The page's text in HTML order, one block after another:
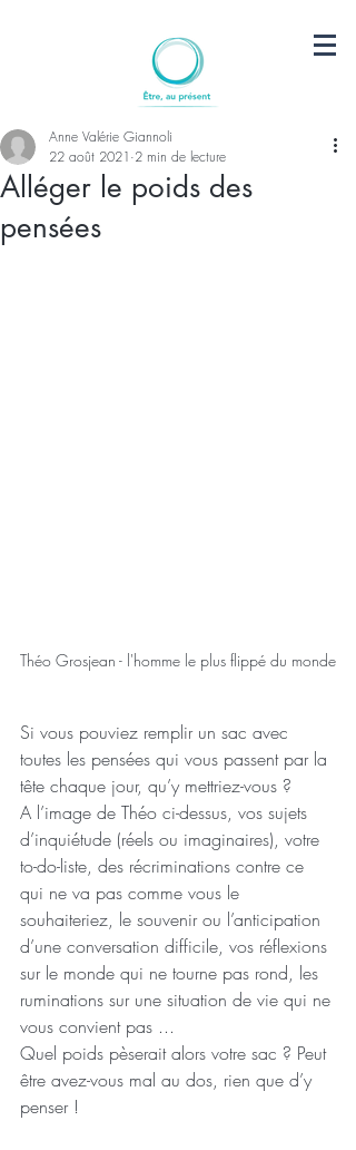
Alléger le poids des
pensées
Anne Valérie Giannoli
22 août 2021 2 min de lecture
Théo Grosjean - l'homme le plus flippé du monde
Si vous pouviez remplir un sac avec
toutes les pensées qui vous passent par la
tête chaque jour, qu’y mettriez-vous ?
A l’image de Théo ci-dessus, vos sujets
d’inquiétude (réels ou imaginaires), votre
to-do-liste, des récriminations contre ce
qui ne va pas comme vous le
souhaiteriez, le souvenir ou l’anticipation
d’une conversation difficile, vos réflexions
sur le monde qui ne tourne pas rond, les
ruminations sur une situation de vie qui ne
vous convient pas ...
Quel poids pèserait alors votre sac ? Peut
être avez-vous mal au dos, rien que d’y
penser !